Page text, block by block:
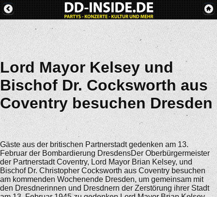
Lord Mayor Kelsey und
Bischof Dr. Cocksworth aus
Coventry besuchen Dresden
Gäste aus der britischen Partnerstadt gedenken am 13.
Februar der Bombardierung DresdensDer Oberbürgermeister
der Partnerstadt Coventry, Lord Mayor Brian Kelsey, und
Bischof Dr. Christopher Cocksworth aus Coventry besuchen
am kommenden Wochenende Dresden, um gemeinsam mit
den Dresdnerinnen und Dresdnern der Zerstörung ihrer Stadt